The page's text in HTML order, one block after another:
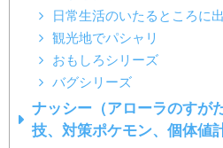
日常生活のいたるところに
観光地でパシャリ
おもしろシリーズ
バグシリーズ
ナッシー（アローラのすが
技、対策ポケモン、個体値